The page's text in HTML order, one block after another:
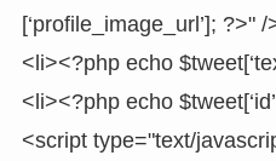
[‘profile_image_url’]; ?>" /
<li><?php echo
<li><?php echo
<script type="text/